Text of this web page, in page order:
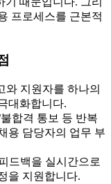
프로세스를 근본적
와 지원자를 하나의
대화합니다.
합격 통보 등 반복
용 담당자의 업무 부
드백을 실시간으로
을 지원합니다.